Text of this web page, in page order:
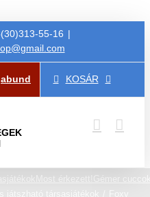
55-16 |
KOSÁR
Most érkezett!
Gémer